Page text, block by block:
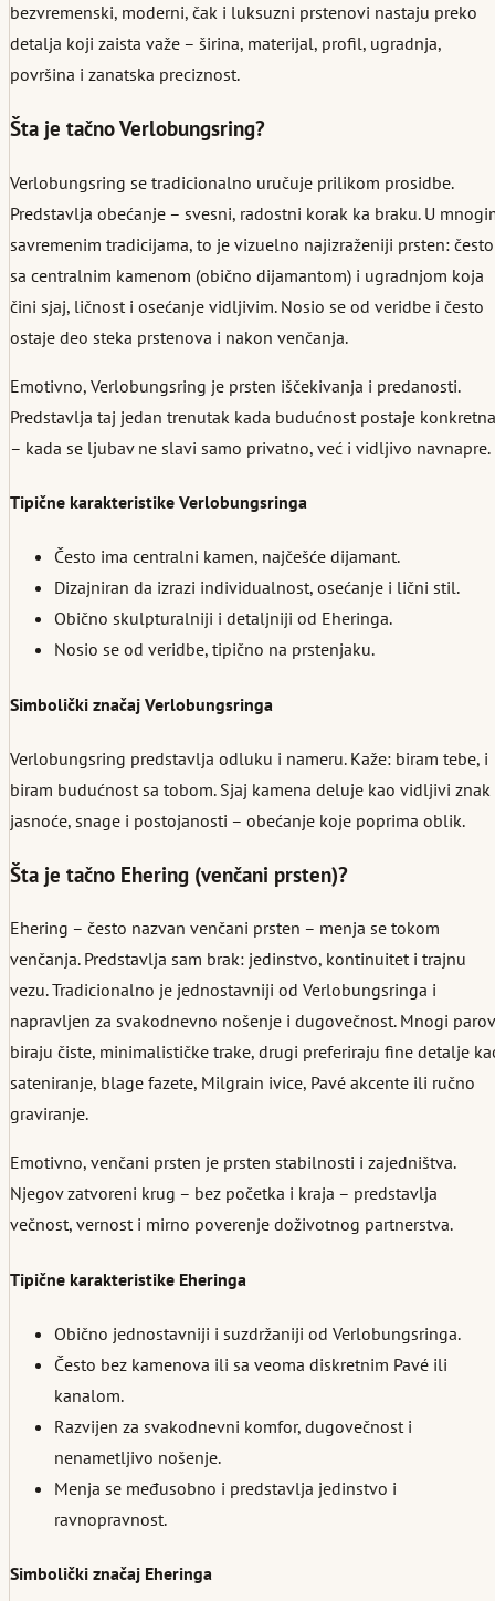
bezvremenski, moderni, čak i luksuzni prstenovi nastaju preko
detalja koji zaista važe – širina, materijal, profil, ugradnja,
površina i zanatska preciznost.
Šta je tačno Verlobungsring?
Verlobungsring se tradicionalno uručuje prilikom prosidbe.
Predstavlja obećanje – svesni, radostni korak ka braku. U
savremenim tradicijama, to je vizuelno najizraženiji prsten: često
sa centralnim kamenom (obično dijamantom) i ugradnjom koja
čini sjaj, ličnost i osećanje vidljivim. Nosio se od veridbe i često
ostaje deo steka prstenova i nakon venčanja.
Emotivno, Verlobungsring je prsten iščekivanja i predanosti.
Predstavlja taj jedan trenutak kada budućnost postaje konkretna
– kada se ljubav ne slavi samo privatno, već i vidljivo navnapre.
Tipične karakteristike Verlobungsringa
Često ima centralni kamen, najčešće dijamant.
Dizajniran da izrazi individualnost, osećanje i lični stil.
Obično skulpturalniji i detaljniji od Eheringa.
Nosio se od veridbe, tipično na prstenjaku.
Simbolički značaj Verlobungsringa
Verlobungsring predstavlja odluku i nameru. Kaže: biram tebe, i
biram budućnost sa tobom. Sjaj kamena deluje kao vidljivi znak
jasnoće, snage i postojanosti – obećanje koje poprima oblik.
Šta je tačno Ehering (venčani prsten)?
Ehering – često nazvan venčani prsten – menja se tokom
venčanja. Predstavlja sam brak: jedinstvo, kontinuitet i trajnu
vezu. Tradicionalno je jednostavniji od Verlobungsringa i
napravljen za svakodnevno nošenje i dugovečnost. Mnogi
biraju čiste, minimalističke trake, drugi preferiraju fine detalje
sateniranje, blage fazete, Milgrain ivice, Pavé akcente ili ručno
graviranje.
Emotivno, venčani prsten je prsten stabilnosti i zajedništva.
Njegov zatvoreni krug – bez početka i kraja – predstavlja
večnost, vernost i mirno poverenje doživotnog partnerstva.
Tipične karakteristike Eheringa
Obično jednostavniji i suzdržaniji od Verlobungsringa.
Često bez kamenova ili sa veoma diskretnim Pavé ili
kanalom.
Razvijen za svakodnevni komfor, dugovečnost i
nenametljivo nošenje.
Menja se međusobno i predstavlja jedinstvo i
ravnopravnost.
Simbolički značaj Eheringa